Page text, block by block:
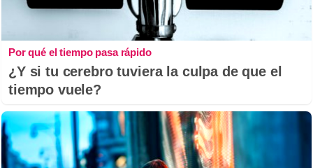
Por qué el tiempo pasa rápido
¿Y si tu cerebro tuviera la culpa de que el
tiempo vuele?